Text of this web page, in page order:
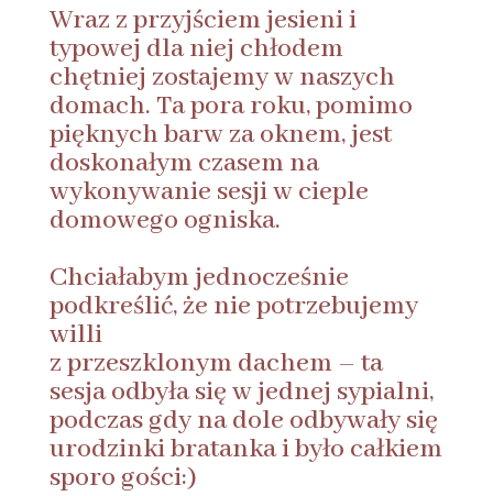
Wraz z przyjściem jesieni i
typowej dla niej chłodem
chętniej zostajemy w naszych
domach. Ta pora roku, pomimo
pięknych barw za oknem, jest
doskonałym czasem na
wykonywanie sesji w cieple
domowego ogniska.
Chciałabym jednocześnie
podkreślić, że nie potrzebujemy
willi
z przeszklonym dachem – ta
sesja odbyła się w jednej sypialni,
podczas gdy na dole odbywały się
urodzinki bratanka i było całkiem
sporo gości:)